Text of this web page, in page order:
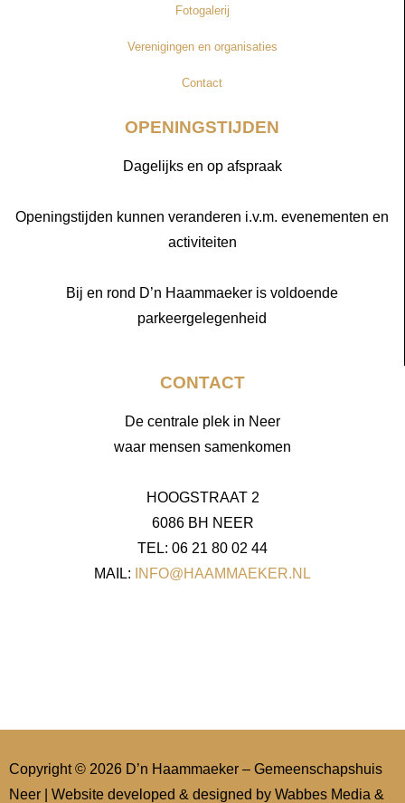
Fotogalerij
Verenigingen en organisaties
Contact
OPENINGSTIJDEN
Dagelijks en op afspraak
Openingstijden kunnen veranderen i.v.m. evenementen en
activiteiten
Bij en rond D’n Haammaeker is voldoende
parkeergelegenheid
CONTACT
De centrale plek in Neer
waar mensen samenkomen
HOOGSTRAAT 2
6086 BH NEER
TEL: 06 21 80 02 44
MAIL:
INFO@HAAMMAEKER.NL
Copyright © 2026 D’n Haammaeker – Gemeenschapshuis
Neer | Website developed & designed by Wabbes Media &